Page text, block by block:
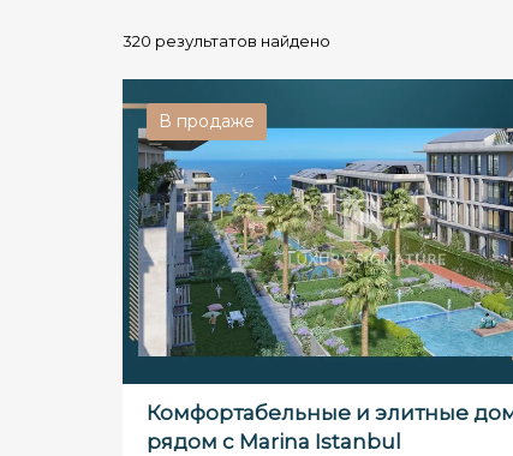
320 результатов найдено
В продаже
Комфортабельные и элитные
рядом с Marina Istanbul